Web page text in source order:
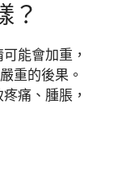
？
能會加重，
重的後果。
痛、腫脹，